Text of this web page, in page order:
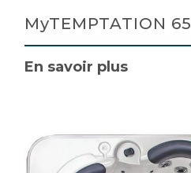
MyTEMPTATION 65
En savoir plus